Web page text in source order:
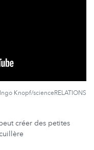
Ingo Knopf/scienceRELATIONS
créer des petites